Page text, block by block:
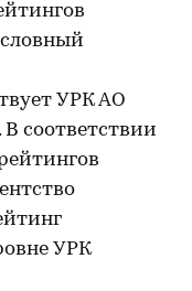
УРК АО
соответствии
УРК